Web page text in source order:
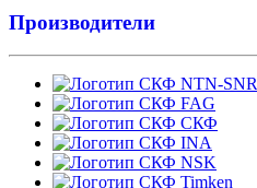
Производители
NTN-SNR
FAG
СКФ
INA
NSK
Timken